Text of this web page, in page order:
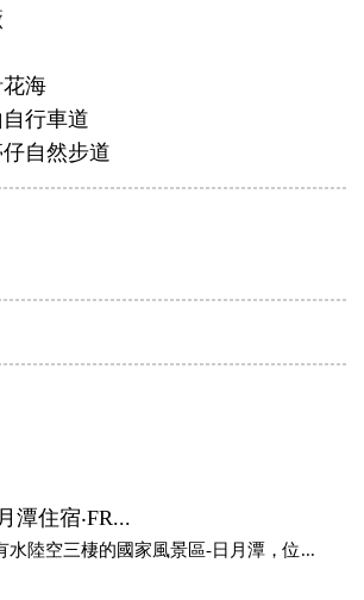
花海
行車道
自然步道
潭住宿‧FR...
水陸空三棲的國家風景區-日月潭，位...